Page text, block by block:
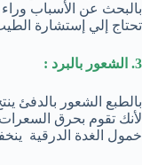
بالبحث عن الأسباب
تحتاج إلي إستشارة
3. الشعور بالبرد :
بالطبع الشعور بالدفئ
لأنك تقوم بحرق
خمول الغدة الدرقية